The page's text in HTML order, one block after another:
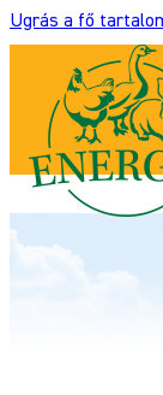
Ugrás a fő